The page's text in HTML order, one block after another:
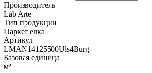
Производитель
Lab Arte
Тип продукции
Паркет елка
Артикул
LMAN14125500Uls4Burg
Базовая единица
м²